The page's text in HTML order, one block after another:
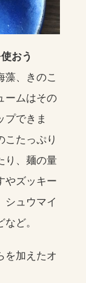
おう
藻、きのこ
ームはその
プできま
こたっぷり
り、麺の量
やズッキー
シュウマイ
ど。
を加えたオ